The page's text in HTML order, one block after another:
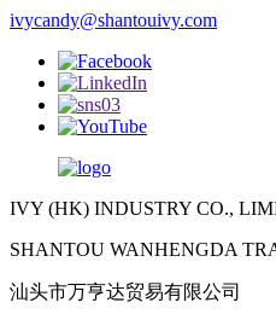
ivycandy@shantouivy.com
IVY (HK) INDUSTRY CO.,
SHANTOU WANHENGDA
汕头市万亨达贸易有限公司